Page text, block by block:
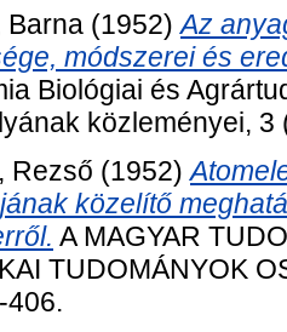
Barna (1952)Az
módszerei és
Biológiai és
közleményei, 3
Rezső (1952)
közelítő
A MAGYAR
TUDOMÁNYOK
406.